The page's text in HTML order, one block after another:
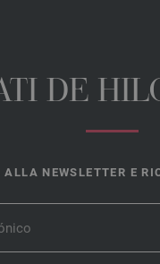
DE
NEWSLETTER E